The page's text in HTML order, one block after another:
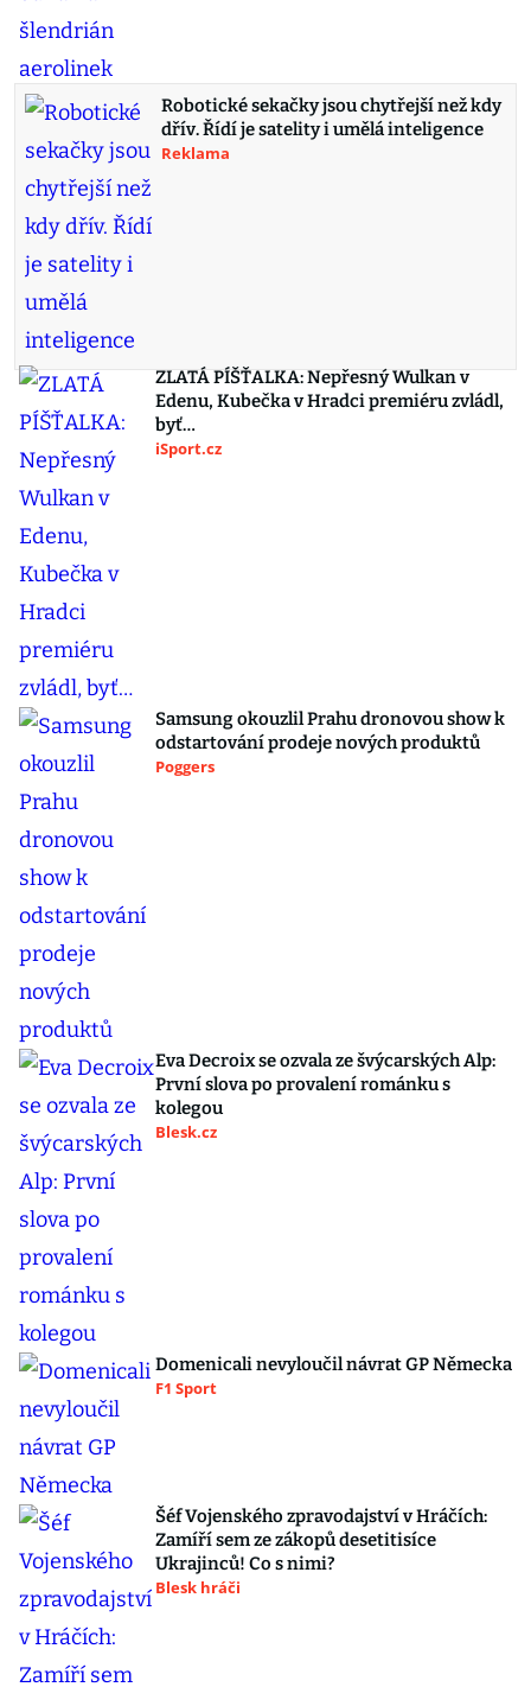
Robotické sekačky jsou chytřejší než kdy
dřív. Řídí je satelity i umělá inteligence
Reklama
ZLATÁ PÍŠŤALKA: Nepřesný Wulkan v
Edenu, Kubečka v Hradci premiéru zvládl,
byť…
iSport.cz
Samsung okouzlil Prahu dronovou show k
odstartování prodeje nových produktů
Poggers
Eva Decroix se ozvala ze švýcarských Alp:
První slova po provalení románku s
kolegou
Blesk.cz
Domenicali nevyloučil návrat GP Německa
F1 Sport
Šéf Vojenského zpravodajství v Hráčích:
Zamíří sem ze zákopů desetitisíce
Ukrajinců! Co s nimi?
Blesk hráči